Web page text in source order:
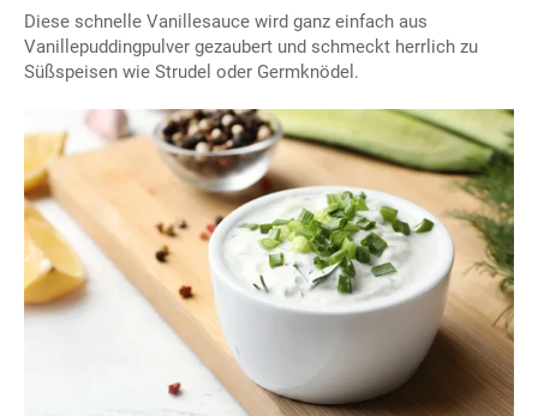
Diese schnelle Vanillesauce wird ganz einfach aus
Vanillepuddingpulver gezaubert und schmeckt herrlich zu
Süßspeisen wie Strudel oder Germknödel.